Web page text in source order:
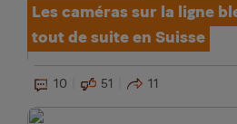
Les caméras sur la ligne
tout de suite en Suisse
10 51 11